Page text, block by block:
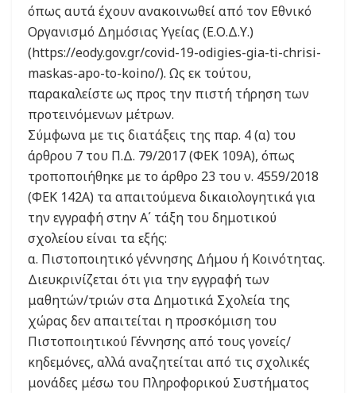
όπως αυτά έχουν ανακοινωθεί από τον Εθνικό
Οργανισμό Δημόσιας Υγείας (Ε.Ο.Δ.Υ.)
(https://eody.gov.gr/covid-19-odigies-gia-ti-chrisi-
maskas-apo-to-koino/). Ως εκ τούτου,
παρακαλείστε ως προς την πιστή τήρηση των
προτεινόμενων μέτρων.
Σύμφωνα με τις διατάξεις της παρ. 4 (α) του
άρθρου 7 του Π.Δ. 79/2017 (ΦΕΚ 109Α), όπως
τροποποιήθηκε με το άρθρο 23 του ν. 4559/2018
(ΦΕΚ 142Α) τα απαιτούμενα δικαιολογητικά για
την εγγραφή στην Α΄ τάξη του δημοτικού
σχολείου είναι τα εξής:
α. Πιστοποιητικό γέννησης Δήμου ή Κοινότητας.
Διευκρινίζεται ότι για την εγγραφή των
μαθητών/τριών στα Δημοτικά Σχολεία της
χώρας δεν απαιτείται η προσκόμιση του
Πιστοποιητικού Γέννησης από τους γονείς/
κηδεμόνες, αλλά αναζητείται από τις σχολικές
μονάδες μέσω του Πληροφορικού Συστήματος